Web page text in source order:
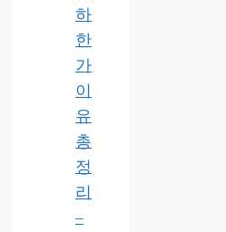
하
한
가
이
유
총
정
리
–